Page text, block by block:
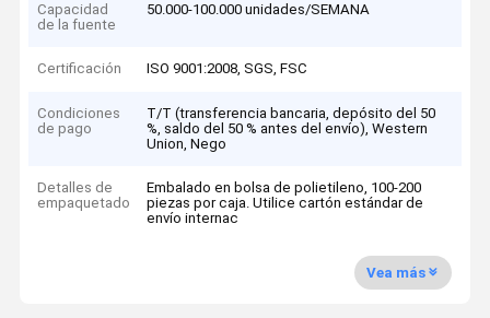
Capacidad
de la fuente
50.000-100.000 unidades/SEMANA
Certificación ISO 9001:2008, SGS, FSC
Condiciones
de pago
T/T (transferencia bancaria, depósito del 50
%, saldo del 50 % antes del envío), Western
Union, Nego
Detalles de
empaquetado
Embalado en bolsa de polietileno, 100-200
piezas por caja. Utilice cartón estándar de
envío internac
Vea más